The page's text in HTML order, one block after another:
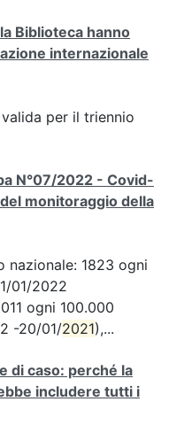
Biblioteca hanno
internazionale
per il triennio
N°07/2022 - Covid-
monitoraggio della
nazionale: 1823 ogni
01/2022
ogni 100.000
-20/01/2021),...
di caso: perché la
includere tutti i